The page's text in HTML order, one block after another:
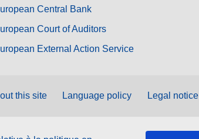
Central Bank
Court of Auditors
External Action Service
this site Language policy Legal notice